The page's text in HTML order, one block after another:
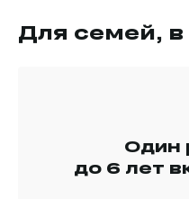
Для семей, в
Один
до 6 лет